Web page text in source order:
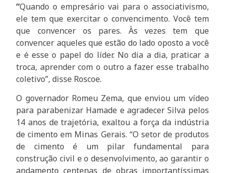
“Quando o empresário vai para o associativismo,
ele tem que exercitar o convencimento. Você tem
que convencer os pares. Às vezes tem que
convencer aqueles que estão do lado oposto a você
e é esse o papel do líder. No dia a dia, praticar a
troca, aprender com o outro a fazer esse trabalho
coletivo”, disse Roscoe.
O governador Romeu Zema, que enviou um vídeo
para parabenizar Hamade e agradecer Silva pelos
14 anos de trajetória, exaltou a força da indústria
de cimento em Minas Gerais. “O setor de produtos
de cimento é um pilar fundamental para
construção civil e o desenvolvimento, ao garantir o
andamento centenas de obras importantíssimas